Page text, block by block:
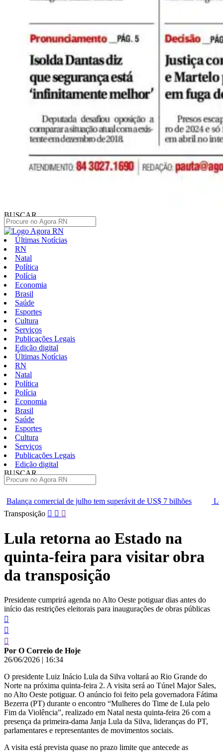
BUSCAR
Últimas Notícias
RN
Natal
Política
Polícia
Economia
Brasil
Saúde
Esportes
Cultura
Serviços
Publicações Legais
Edição digital
Últimas Notícias
RN
Natal
Política
Polícia
Economia
Brasil
Saúde
Esportes
Cultura
Serviços
Publicações Legais
Edição digital
BUSCAR
julho tem superávit de US$ 7 bilhões
Lei que aumenta
Pular
conteúdo
Transposição
Lula retorna ao Estado na
quinta-feira para visitar obra
da transposição
Presidente cumprirá agenda no Alto Oeste potiguar dias antes do
início das restrições eleitorais para inaugurações de obras públicas
Por O Correio de Hoje
26/06/2026 | 16:34
O presidente Luiz Inácio Lula da Silva voltará ao Rio Grande do
Norte na próxima quinta-feira 2. A visita será ao Túnel Major Sales,
no Alto Oeste potiguar. O anúncio foi feito pela governadora Fátima
Bezerra (PT) durante o encontro “Mulheres do Time de Lula pelo
Fim da Violência”, realizado em Natal nesta quinta-feira 26 com a
presença da primeira-dama Janja Lula da Silva, lideranças do PT,
parlamentares e representantes de movimentos sociais.
A visita está prevista quase no prazo limite que antecede as